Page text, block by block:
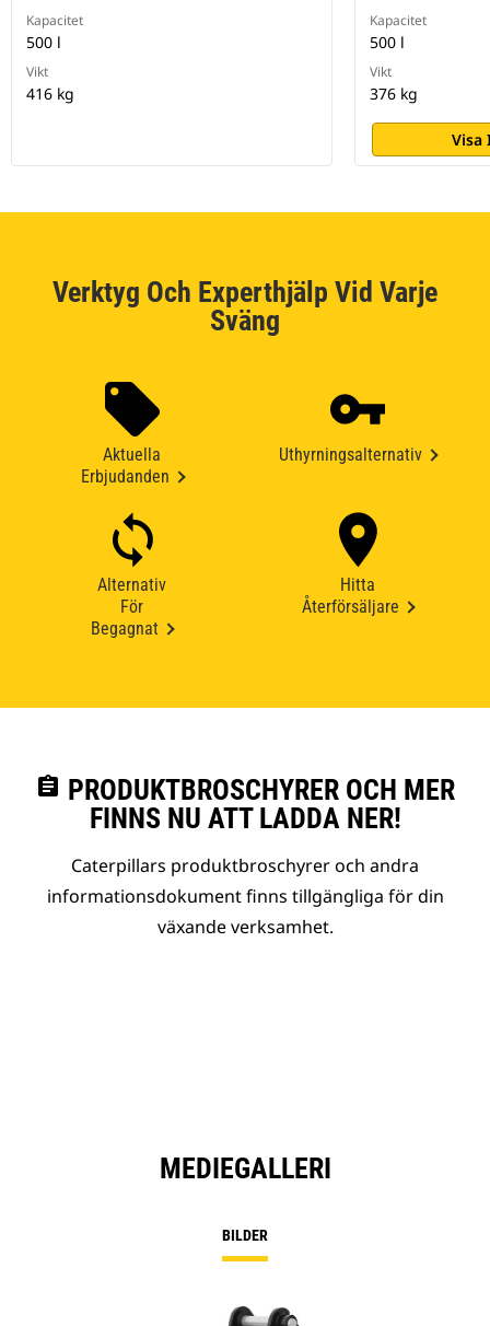
Kapacitet
500 l
Vikt
416 kg
Kapacitet
500 l
Vikt
376 kg
Visa
Verktyg Och Experthjälp Vid Varje
Sväng
Aktuella
Erbjudanden
Uthyrningsalternativ
Alternativ
För
Begagnat
Hitta
Återförsäljare
assignment PRODUKTBROSCHYRER OCH MER
FINNS NU ATT LADDA NER!
Caterpillars produktbroschyrer och andra
informationsdokument finns tillgängliga för din
växande verksamhet.
MEDIEGALLERI
BILDER